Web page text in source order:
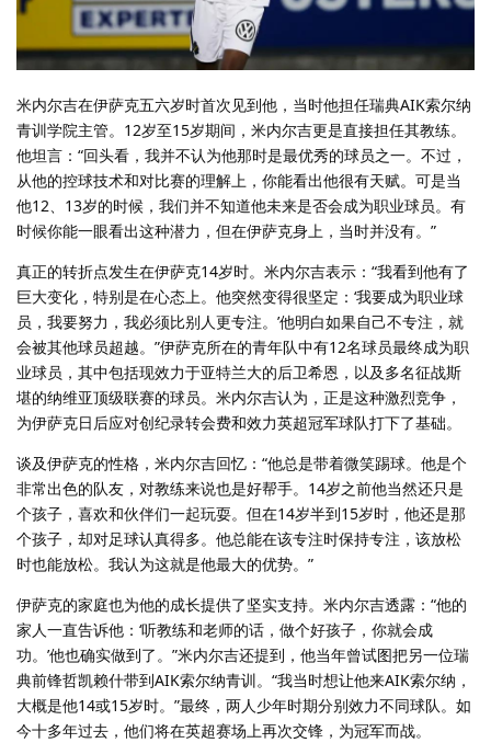
米内尔吉在伊萨克五六岁时首次见到他，当时他担任瑞典AIK索尔纳
青训学院主管。12岁至15岁期间，米内尔吉更是直接担任其教练。
他坦言：“回头看，我并不认为他那时是最优秀的球员之一。不过，
从他的控球技术和对比赛的理解上，你能看出他很有天赋。可是当
他12、13岁的时候，我们并不知道他未来是否会成为职业球员。有
时候你能一眼看出这种潜力，但在伊萨克身上，当时并没有。”
真正的转折点发生在伊萨克14岁时。米内尔吉表示：“我看到他有了
巨大变化，特别是在心态上。他突然变得很坚定：‘我要成为职业球
员，我要努力，我必须比别人更专注。’他明白如果自己不专注，就
会被其他球员超越。”伊萨克所在的青年队中有12名球员最终成为职
业球员，其中包括现效力于亚特兰大的后卫希恩，以及多名征战斯
堪的纳维亚顶级联赛的球员。米内尔吉认为，正是这种激烈竞争，
为伊萨克日后应对创纪录转会费和效力英超冠军球队打下了基础。
谈及伊萨克的性格，米内尔吉回忆：“他总是带着微笑踢球。他是个
非常出色的队友，对教练来说也是好帮手。14岁之前他当然还只是
个孩子，喜欢和伙伴们一起玩耍。但在14岁半到15岁时，他还是那
个孩子，却对足球认真得多。他总能在该专注时保持专注，该放松
时也能放松。我认为这就是他最大的优势。”
伊萨克的家庭也为他的成长提供了坚实支持。米内尔吉透露：“他的
家人一直告诉他：‘听教练和老师的话，做个好孩子，你就会成
功。’他也确实做到了。”米内尔吉还提到，他当年曾试图把另一位瑞
典前锋哲凯赖什带到AIK索尔纳青训。“我当时想让他来AIK索尔纳，
大概是他14或15岁时。”最终，两人少年时期分别效力不同球队。如
今十多年过去，他们将在英超赛场上再次交锋，为冠军而战。